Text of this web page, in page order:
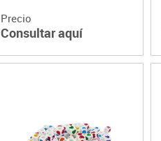
Precio
Consultar aquí